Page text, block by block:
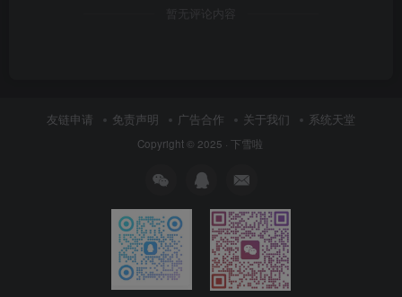
暂无评论内容
友链申请 免责声明 广告合作 关于我们 系统天堂
Copyright © 2025 · 下雪啦